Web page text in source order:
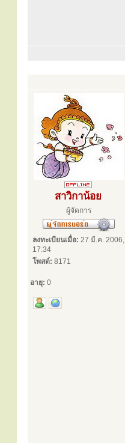
สาวิกาน้อย
ผู้จัดการ
ลงทะเบียนเมื่อ: 27 มี.ค. 2006,
17:34
โพสต์: 8171
อายุ: 0